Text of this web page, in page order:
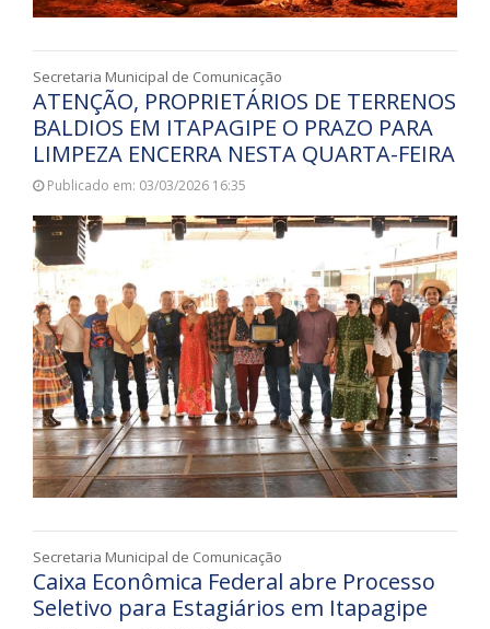
Secretaria Municipal de Comunicação
ATENÇÃO, PROPRIETÁRIOS DE TERRENOS
BALDIOS EM ITAPAGIPE O PRAZO PARA
LIMPEZA ENCERRA NESTA QUARTA-FEIRA
Publicado em: 03/03/2026 16:35
Secretaria Municipal de Comunicação
Caixa Econômica Federal abre Processo
Seletivo para Estagiários em Itapagipe